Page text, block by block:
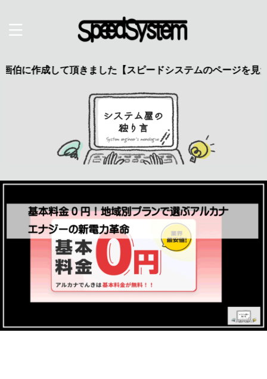
頂きました【スピードシステムのページを見た】で特典あ